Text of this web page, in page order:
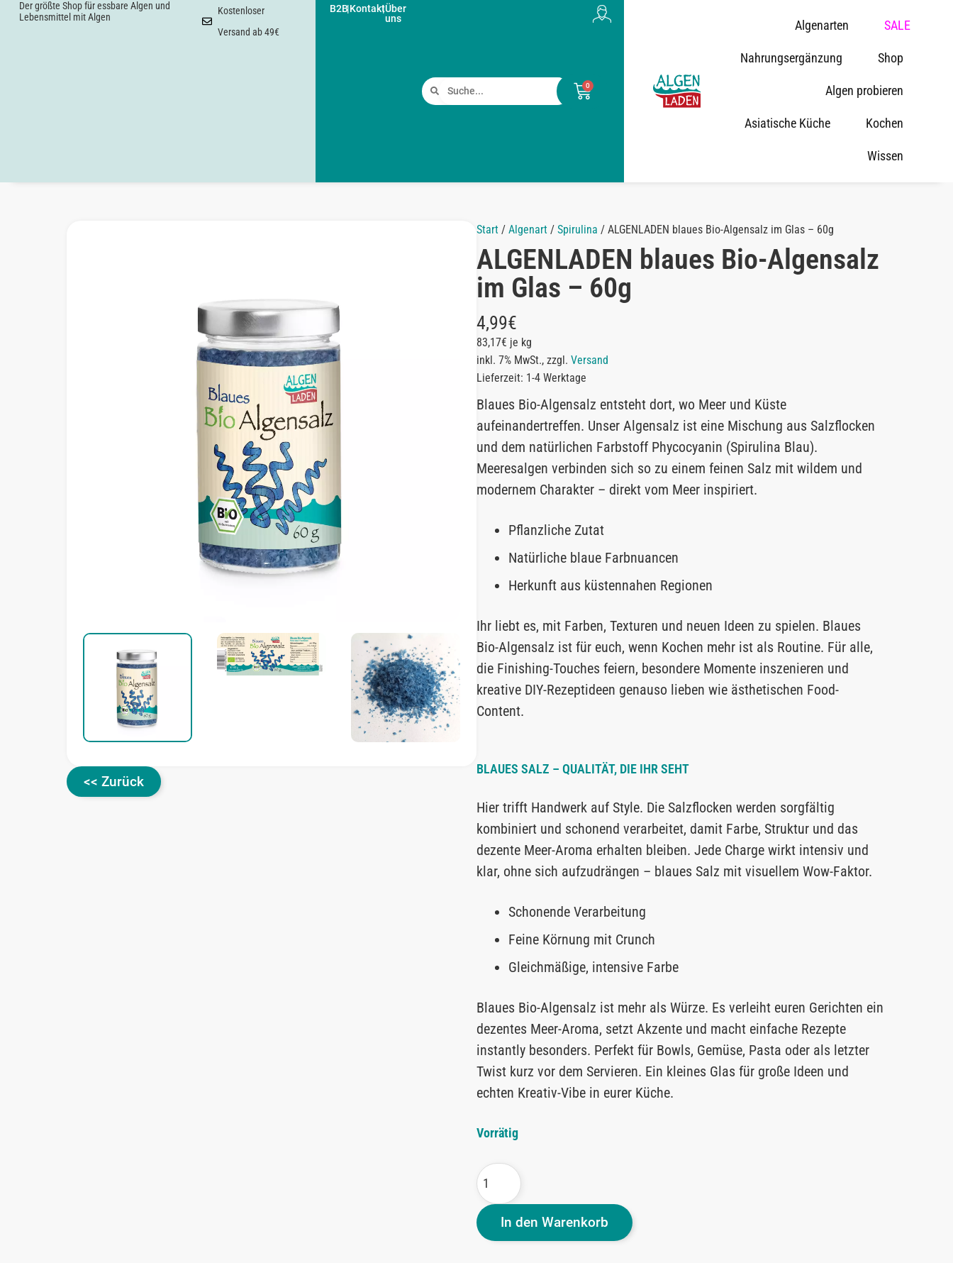
Der größte Shop für essbare Algen und
Lebensmittel mit Algen
Kostenloser
Versand ab 49€
B2B|Kontakt|Über
uns
0
Algenarten SALE
Nahrungsergänzung Shop
Algen probieren
Asiatische Küche Kochen
Wissen
<< Zurück
Start / Algenart / Spirulina / ALGENLADEN blaues Bio-Algensalz im Glas – 60g
ALGENLADEN blaues Bio-Algensalz
im Glas – 60g
4,99€
83,17€ je kg
inkl. 7% MwSt., zzgl. Versand
Lieferzeit: 1-4 Werktage
Blaues Bio-Algensalz entsteht dort, wo Meer und Küste
aufeinandertreffen. Unser Algensalz ist eine Mischung aus Salzflocken
und dem natürlichen Farbstoff Phycocyanin (Spirulina Blau).
Meeresalgen verbinden sich so zu einem feinen Salz mit wildem und
modernem Charakter – direkt vom Meer inspiriert.
Pflanzliche Zutat
Natürliche blaue Farbnuancen
Herkunft aus küstennahen Regionen
Ihr liebt es, mit Farben, Texturen und neuen Ideen zu spielen. Blaues
Bio-Algensalz ist für euch, wenn Kochen mehr ist als Routine. Für alle,
die Finishing-Touches feiern, besondere Momente inszenieren und
kreative DIY-Rezeptideen genauso lieben wie ästhetischen Food-
Content.
BLAUES SALZ – QUALITÄT, DIE IHR SEHT
Hier trifft Handwerk auf Style. Die Salzflocken werden sorgfältig
kombiniert und schonend verarbeitet, damit Farbe, Struktur und das
dezente Meer-Aroma erhalten bleiben. Jede Charge wirkt intensiv und
klar, ohne sich aufzudrängen – blaues Salz mit visuellem Wow-Faktor.
Schonende Verarbeitung
Feine Körnung mit Crunch
Gleichmäßige, intensive Farbe
Blaues Bio-Algensalz ist mehr als Würze. Es verleiht euren Gerichten ein
dezentes Meer-Aroma, setzt Akzente und macht einfache Rezepte
instantly besonders. Perfekt für Bowls, Gemüse, Pasta oder als letzter
Twist kurz vor dem Servieren. Ein kleines Glas für große Ideen und
echten Kreativ-Vibe in eurer Küche.
Vorrätig
In den Warenkorb